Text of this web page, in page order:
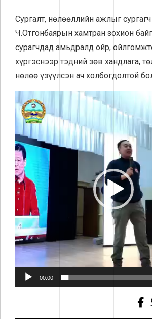
Сургалт, нөлөөллийн ажлыг
Ч.Отгонбаярын хамтран зохион
сурагчдад амьдралд ойр,
хүргэснээр тэдний зөв хандлага,
нөлөө үзүүлсэн ач холбогдолтой
Видео
тоглуулагч
00:00